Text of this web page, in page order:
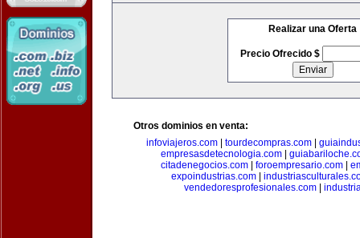
Realizar una Oferta
Precio Ofrecido $
Otros dominios en venta:
infoviajeros.com| tourdecompras.com|
empresasdetecnologia.com
citadenegocios.com
foroempresario.com
expoindustrias.com
vendedoresprofesionales.com